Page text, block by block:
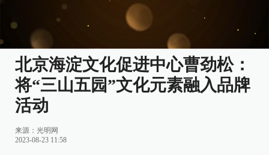
北京海淀文化促进中心曹劲松：
将“三山五园”文化元素融入品牌
活动
来源： 光明网
2023-08-23 11:58